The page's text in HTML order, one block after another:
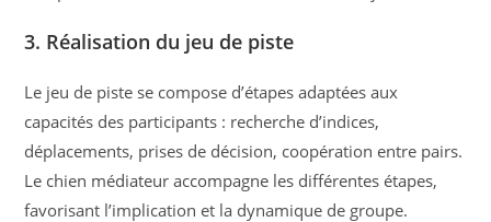
3. Réalisation du jeu de piste
Le jeu de piste se compose d’étapes adaptées aux
capacités des participants : recherche d’indices,
déplacements, prises de décision, coopération entre pairs.
Le chien médiateur accompagne les différentes étapes,
favorisant l’implication et la dynamique de groupe.